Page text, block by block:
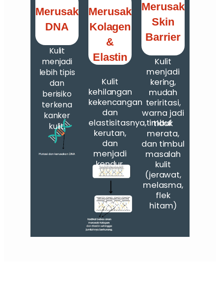
Merusak
DNA
Kulit
menjadi
lebih tipis
dan
berisiko
terkena
kanker
kulit.
Merusak
Kolagen
&
Elastin
Kulit
kehilangan
kekencangan
dan
elastisitasnya,timbul
kerutan,
dan
menjadi
kendur.
Merusak
Skin
Barrier
Kulit
menjadi
kering,
mudah
teriritasi,
warna jadi
tidak
merata,
dan timbul
masalah
kulit
(jerawat,
melasma,
flek
hitam)